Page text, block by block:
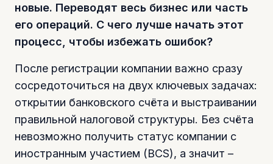
новые. Переводят весь бизнес или часть
его операций. С чего лучше начать этот
процесс, чтобы избежать ошибок?
После регистрации компании важно сразу
сосредоточиться на двух ключевых задачах:
открытии банковского счёта и выстраивании
правильной налоговой структуры. Без счёта
невозможно получить статус компании с
иностранным участием (BCS), а значит –